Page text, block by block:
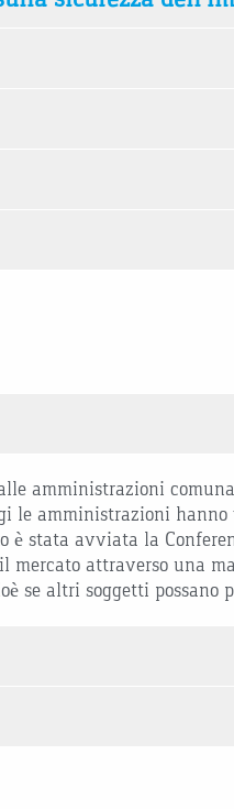
amministrazioni
le amministrazioni
stata avviata la
attraverso una
altri soggetti possano